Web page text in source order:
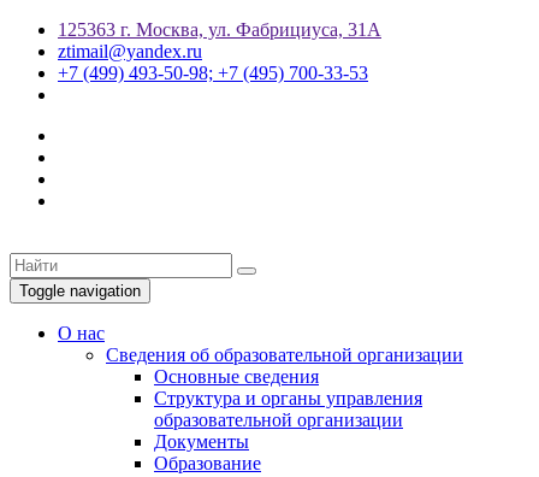
125363 г. Москва, ул. Фабрициуса, 31А
ztimail@yandex.ru
+7 (499) 493-50-98; +7 (495) 700-33-53
Toggle navigation
О нас
Сведения об образовательной организации
Основные сведения
Структура и органы управления
образовательной организации
Документы
Образование